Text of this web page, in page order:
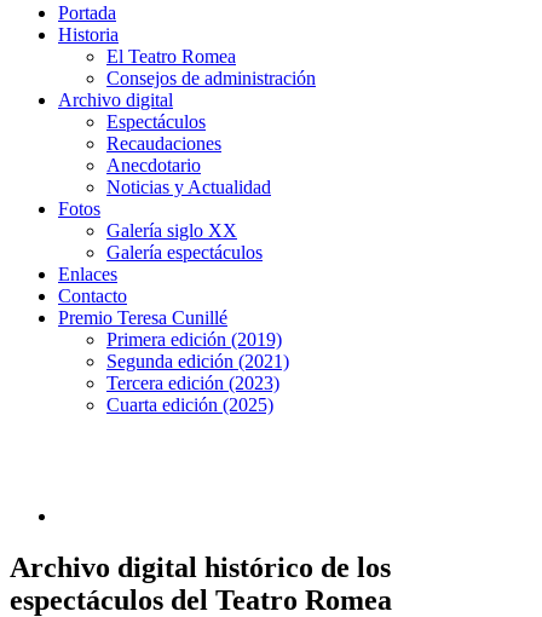
Portada
Historia
El Teatro Romea
Consejos de administración
Archivo digital
Espectáculos
Recaudaciones
Anecdotario
Noticias y Actualidad
Fotos
Galería siglo XX
Galería espectáculos
Enlaces
Contacto
Premio Teresa Cunillé
Primera edición (2019)
Segunda edición (2021)
Tercera edición (2023)
Cuarta edición (2025)
Archivo digital histórico de los
espectáculos del Teatro Romea